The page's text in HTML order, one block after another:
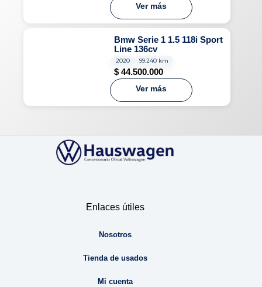
Ver más
Bmw Serie 1 1.5 118i Sport
Line 136cv
2020 99.240 km
$ 44.500.000
Ver más
Enlaces útiles
Nosotros
Tienda de usados
Mi cuenta